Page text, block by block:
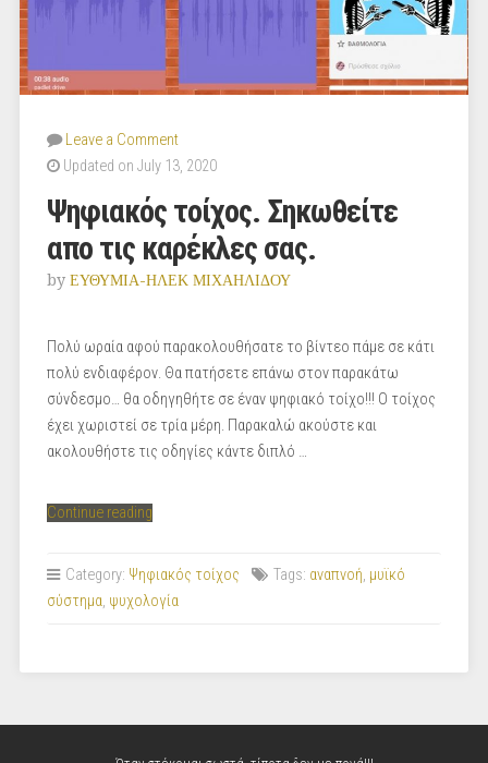
Leave a Comment
Updated on July 13, 2020
Ψηφιακός τοίχος. Σηκωθείτε
απο τις καρέκλες σας.
by ΕΥΘΥΜΙΑ-ΗΛΕΚ ΜΙΧΑΗΛΙΔΟΥ
Πολύ ωραία αφού παρακολουθήσατε το βίντεο πάμε σε κάτι
πολύ ενδιαφέρον. Θα πατήσετε επάνω στον παρακάτω
σύνδεσμο… θα οδηγηθήτε σε έναν ψηφιακό τοίχο!!! Ο τοίχος
έχει χωριστεί σε τρία μέρη. Παρακαλώ ακούστε και
ακολουθήστε τις οδηγίες κάντε διπλό …
Continue reading“Ψηφιακός
Σηκωθείτε
απο
σας.”
Category: Ψηφιακός τοίχος Tags: αναπνοή, μυϊκό
σύστημα, ψυχολογία